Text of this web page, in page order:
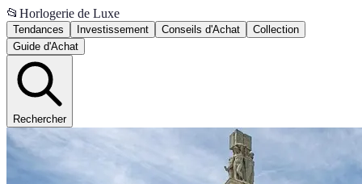
📂 Horlogerie de Luxe
Tendances Investissement Conseils d'Achat
Collection
Guide d'Achat
Rechercher